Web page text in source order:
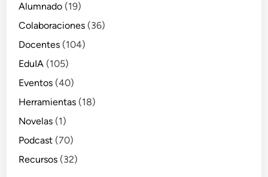
Alumnado (19)
Colaboraciones (36)
Docentes (104)
EduIA (105)
Eventos (40)
Herramientas (18)
Novelas (1)
Podcast (70)
Recursos (32)